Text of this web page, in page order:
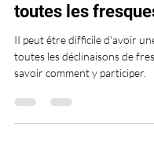
20 sept. 2024
1 min de
Comment s'y
toutes les
toutes les déclinaisons de
savoir comment y participer.